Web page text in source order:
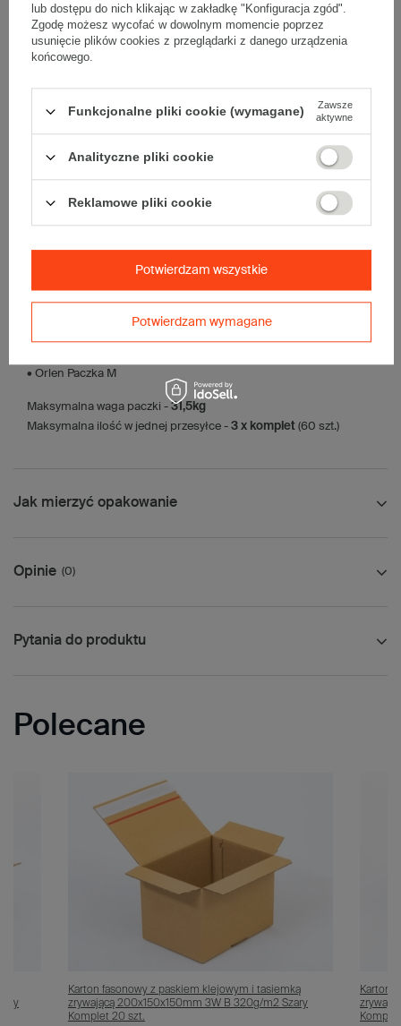
• wewnętrzne:
390x293x146 mm
• pojemność:16 l
• tektura falista:3-warstwowa
• fala:
Dodatkowe:
• waga jednostkowa (+/-5%):240 g
Karton nadaje się do pakowania wysyłek kurierskich:
• Poczta Polska List L
• Orlen Paczka M
Maksymalna waga paczki - 31,5kg
Maksymalna ilość w jednej przesyłce - 3 x komplet (60 szt.)
Jak mierzyć opakowanie
Opinie (0)
Pytania do produktu
Polecane
Karton fasonowy z paskiem klejowym i tasiemką
zrywającą 200x150x150mm 3W B 320g/m2 Szary
Komplet 20 szt.
Karton
lub dostępu do nich klikając w zakładkę "Konfiguracja zgód".
Zgodę możesz wycofać w dowolnym momencie poprzez
usunięcie plików cookies z przeglądarki z danego urządzenia
końcowego.
Funkcjonalne pliki cookie (wymagane)
Zawsze
aktywne
Analityczne pliki cookie
Reklamowe pliki cookie
Potwierdzam wymagane
Potwierdzam wszystkie